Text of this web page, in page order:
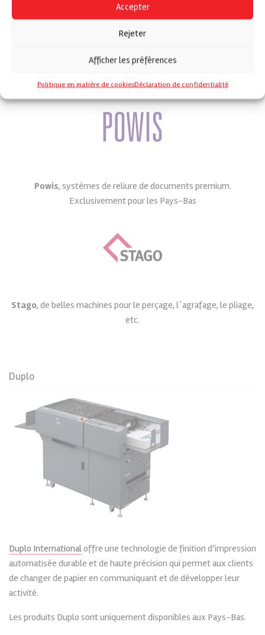
Accepter
Rejeter
Afficher les préférences
Politique en matière de cookiesDéclaration de confidentialité
, machines de pliage et de rainage de haute qualité.
Exclusivement pour les Pays-Bas
Powis, systèmes de reliure de documents premium.
Exclusivement pour les Pays-Bas
Stago, de belles machines pour le perçage, l`agrafage, le pliage,
etc.
Duplo
Duplo Internationaloffre une technologie de finition d’impression
automatisée durable et de haute précision qui permet aux clients
de changer de papier en communiquant et de développer leur
activité.
Les produits Duplo sont uniquement disponibles aux Pays-Bas.